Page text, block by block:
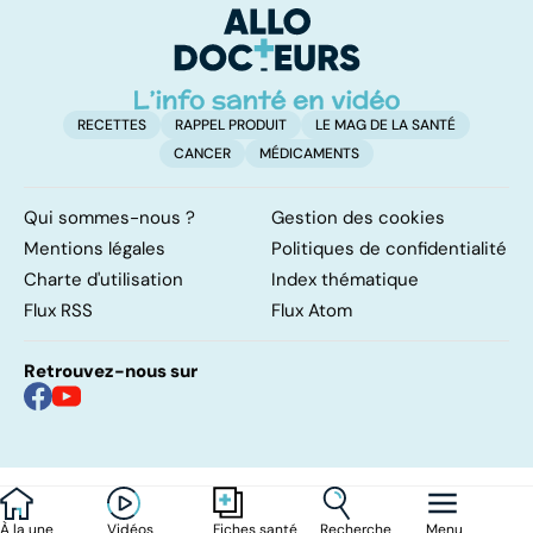
À la une Vidéos Recherche Menu
RECETTES RAPPEL PRODUIT
LE MAG DE LA SANTÉ
CANCER
MÉDICAMENTS
Qui sommes-nous ?
Gestion des cookies
Mentions légales
Politiques de confidentialité
Charte d'utilisation
Index thématique
Flux RSS
Flux Atom
Retrouvez-nous sur